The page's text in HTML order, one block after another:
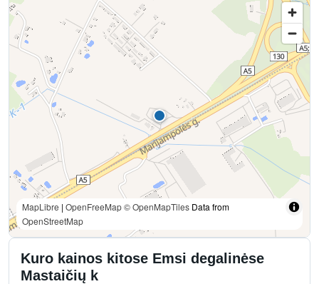
MapLibre | OpenFreeMap© OpenMapTiles Data from
OpenStreetMap
Kuro kainos kitose Emsi degalinėse
Mastaičių k